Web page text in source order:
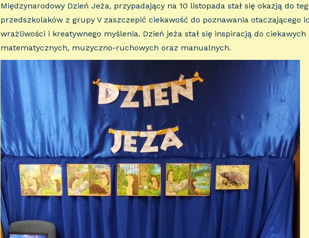
Międzynarodowy Dzień Jeża, przypadający na 10 listopada stał się okazją do
przedszkolaków z grupy V zaszczepić ciekawość do poznawania otaczającego
wrażliwości i kreatywnego myślenia. Dzień jeża stał się inspiracją do
matematycznych, muzyczno-ruchowych oraz manualnych.